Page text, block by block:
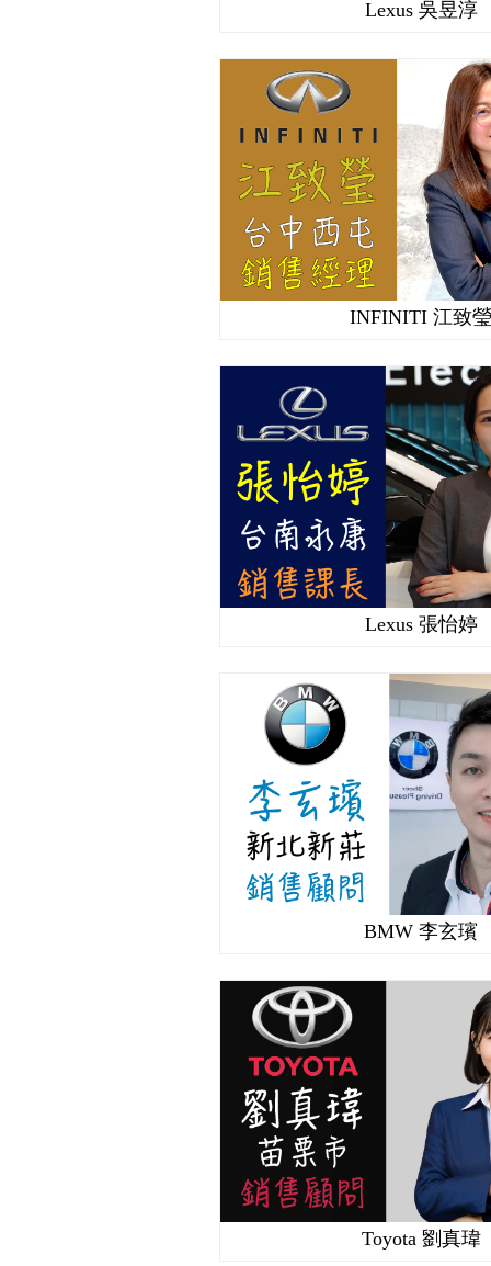
Lexus 吳昱淳
INFINITI 江致
Lexus 張怡婷
BMW 李玄璸
Toyota 劉真瑋